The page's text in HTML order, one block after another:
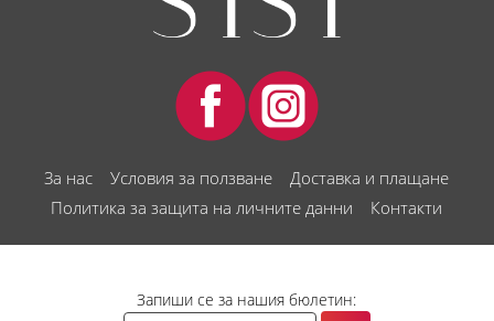
За нас Условия за ползване
Доставка и плащане
Политика за защита на личните данни
Контакти
Запиши се за нашия бюлетин: